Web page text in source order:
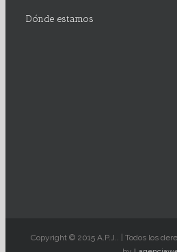
Dónde estamos
Copyright © 2015 A.P.J.. | Todos los